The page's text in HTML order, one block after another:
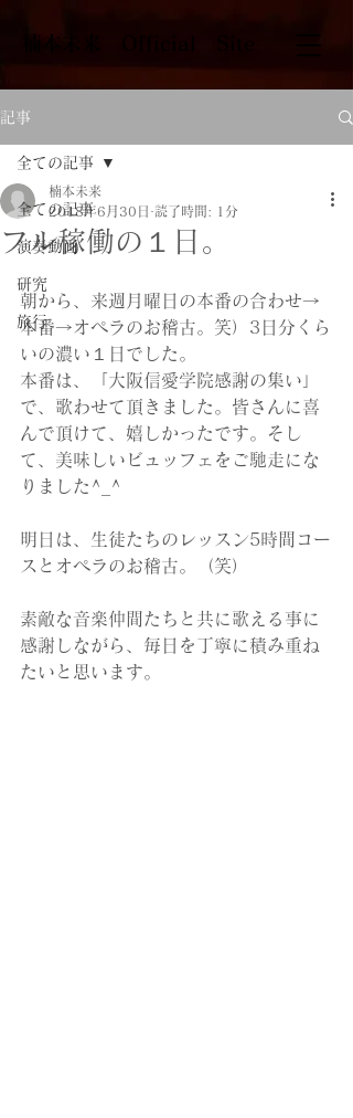
​楠本未来 Official Site
記事
全ての記事
演奏動画
研究
旅行
全ての記事
フル稼働の１日。
楠本未来
2018年6月30日
読了時間: 1分
朝から、来週月曜日の本番の合わせ→
本番→オペラのお稽古。笑）3日分くら
いの濃い１日でした。
本番は、「大阪信愛学院感謝の集い」
で、歌わせて頂きました。皆さんに喜
んで頂けて、嬉しかったです。そし
て、美味しいビュッフェをご馳走にな
りました^_^
明日は、生徒たちのレッスン5時間コー
スとオペラのお稽古。（笑）
素敵な音楽仲間たちと共に歌える事に
感謝しながら、毎日を丁寧に積み重ね
たいと思います。